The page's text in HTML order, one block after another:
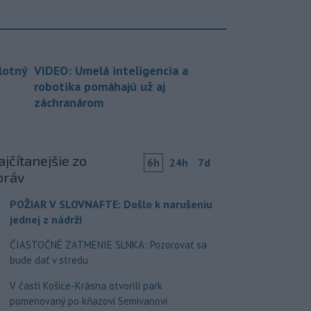
VIDEO: Umelá inteligencia a
robotika pomáhajú už aj
záchranárom
zo
6h 24h 7d
POŽIAR V SLOVNAFTE: Došlo k narušeniu
jednej z nádrží
ČIASTOČNÉ ZATMENIE SLNKA: Pozorovať sa
bude dať v stredu
V časti Košice-Krásna otvorili park
pomenovaný po kňazovi Semivanovi